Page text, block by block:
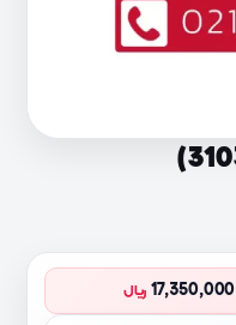
17,350,000 ریال